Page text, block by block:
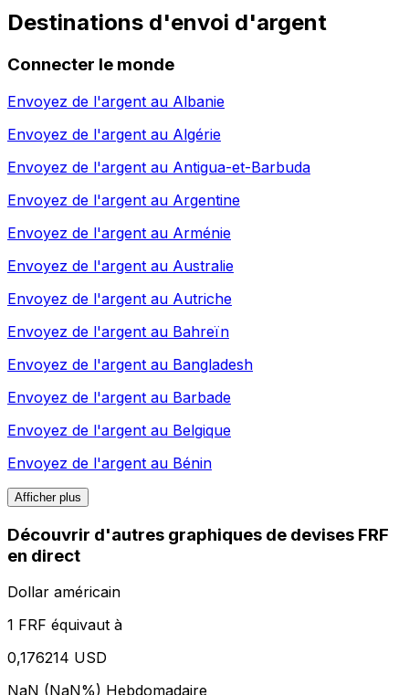
Destinations d'envoi d'argent
Connecter le monde
Envoyez de l'argent au Albanie
Envoyez de l'argent au Algérie
Envoyez de l'argent au Antigua-et-Barbuda
Envoyez de l'argent au Argentine
Envoyez de l'argent au Arménie
Envoyez de l'argent au Australie
Envoyez de l'argent au Autriche
Envoyez de l'argent au Bahreïn
Envoyez de l'argent au Bangladesh
Envoyez de l'argent au Barbade
Envoyez de l'argent au Belgique
Envoyez de l'argent au Bénin
Afficher plus
Découvrir d'autres graphiques de devises FRF
en direct
Dollar américain
1 FRF équivaut à
0,176214 USD
NaN (NaN%) Hebdomadaire